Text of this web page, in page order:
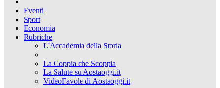
Eventi
Sport
Economia
Rubriche
L'Accademia della Storia
La Coppia che Scoppia
La Salute su Aostaoggi.it
VideoFavole di Aostaoggi.it